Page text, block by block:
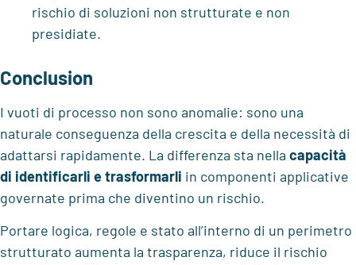
rischio di soluzioni non strutturate e non
presidiate.
Conclusion
I vuoti di processo non sono anomalie: sono una
naturale conseguenza della crescita e della necessità di
adattarsi rapidamente. La differenza sta nella capacità
di identificarli e trasformarli in componenti applicative
governate prima che diventino un rischio.
Portare logica, regole e stato all’interno di un perimetro
strutturato aumenta la trasparenza, riduce il rischio